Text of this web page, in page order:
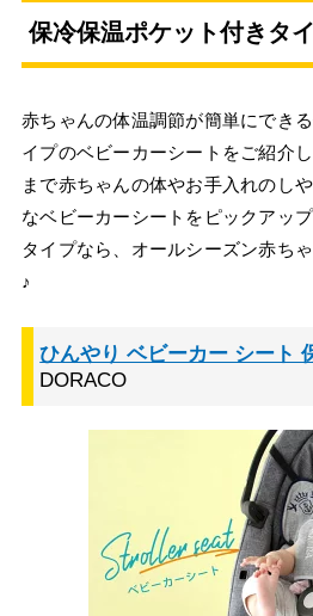
保冷保温ポケット付きタ
赤ちゃんの体温調節が簡単にでき
イプのベビーカーシートをご紹介
まで赤ちゃんの体やお手入れのし
なベビーカーシートをピックアッ
タイプなら、オールシーズン赤ち
♪
ひんやり ベビーカー シート
DORACO